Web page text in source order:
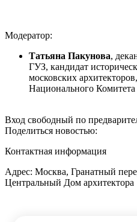
Модератор:
Татьяна Пакунова,
ГУЗ, кандидат
московских
Национального
Вход свободный по
Поделиться новостью:
Контактная информация
Адрес: Москва, Гранатный
Центральный Дом архитектора